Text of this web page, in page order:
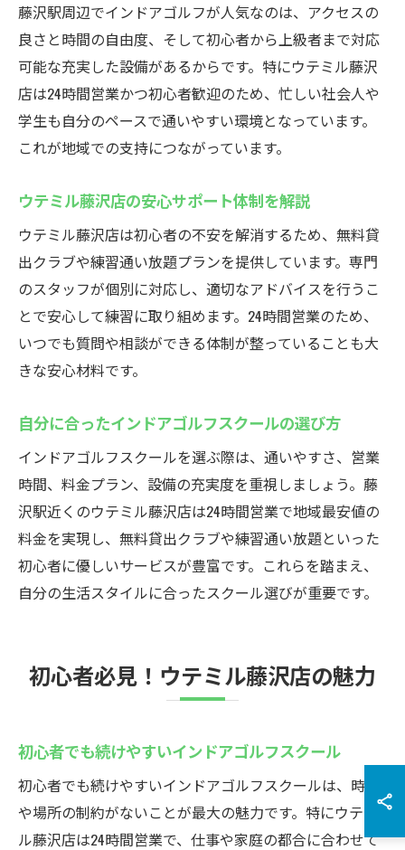
藤沢駅周辺でインドアゴルフが人気なのは、アクセスの
良さと時間の自由度、そして初心者から上級者まで対応
可能な充実した設備があるからです。特にウテミル藤沢
店は24時間営業かつ初心者歓迎のため、忙しい社会人や
学生も自分のペースで通いやすい環境となっています。
これが地域での支持につながっています。
ウテミル藤沢店の安心サポート体制を解説
ウテミル藤沢店は初心者の不安を解消するため、無料貸
出クラブや練習通い放題プランを提供しています。専門
のスタッフが個別に対応し、適切なアドバイスを行うこ
とで安心して練習に取り組めます。24時間営業のため、
いつでも質問や相談ができる体制が整っていることも大
きな安心材料です。
自分に合ったインドアゴルフスクールの選び方
インドアゴルフスクールを選ぶ際は、通いやすさ、営業
時間、料金プラン、設備の充実度を重視しましょう。藤
沢駅近くのウテミル藤沢店は24時間営業で地域最安値の
料金を実現し、無料貸出クラブや練習通い放題といった
初心者に優しいサービスが豊富です。これらを踏まえ、
自分の生活スタイルに合ったスクール選びが重要です。
初心者必見！ウテミル藤沢店の魅力
初心者でも続けやすいインドアゴルフスクール
初心者でも続けやすいインドアゴルフスクールは、時間
や場所の制約がないことが最大の魅力です。特にウテミ
ル藤沢店は24時間営業で、仕事や家庭の都合に合わせて